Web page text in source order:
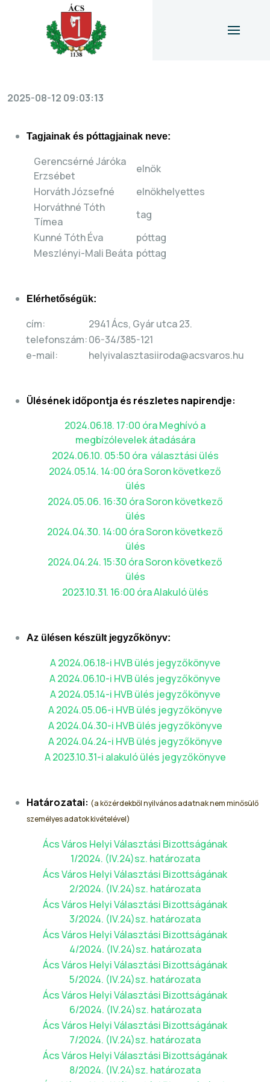
icon
2025-08-12 09:03:13
Tagjainak és póttagjainak neve:
Gerencsérné Járóka
Erzsébet
elnök
Horváth Józsefné
elnökhelyettes
Horváthné Tóth
Tímea
tag
Kunné Tóth Éva
póttag
Meszlényi-Mali Beáta póttag
Elérhetőségük:
cím:
2941 Ács, Gyár utca 23.
telefonszám:06-34/385-121
e-mail:
helyivalasztasiiroda@acsvaros.hu
Ülésének időpontja és részletes napirendje:
2024.06.18. 17:00 óra Meghívó a
megbízólevelek átadására
2024.06.10. 05:50 óra választási ülés
2024.05.14. 14:00 óra Soron következő
ülés
2024.05.06. 16:30 óra Soron következő
ülés
2024.04.30. 14:00 óra Soron következő
ülés
2024.04.24. 15:30 óra Soron következő
ülés
2023.10.31. 16:00 óra Alakuló ülés
Az ülésen készült jegyzőkönyv:
A 2024.06.18-i HVB ülés jegyzőkönyve
A 2024.06.10-i HVB ülés jegyzőkönyve
A 2024.05.14-i HVB ülés jegyzőkönyve
A 2024.05.06-i HVB ülés jegyzőkönyve
A 2024.04.30-i HVB ülés jegyzőkönyve
A 2024.04.24-i HVB ülés jegyzőkönyve
A 2023.10.31-i alakuló ülés jegyzőkönyve
Határozatai: (a közérdekből nyilvános adatnak nem minősülő
személyes adatok kivételével)
Ács Város Helyi Választási Bizottságának
1/2024. (IV.24)sz. határozata
Ács Város Helyi Választási Bizottságának
2/2024. (IV.24)sz. határozata
Ács Város Helyi Választási Bizottságának
3/2024. (IV.24)sz. határozata
Ács Város Helyi Választási Bizottságának
4/2024. (IV.24)sz. határozata
Ács Város Helyi Választási Bizottságának
5/2024. (IV.24)sz. határozata
Ács Város Helyi Választási Bizottságának
6/2024. (IV.24)sz. határozata
Ács Város Helyi Választási Bizottságának
7/2024. (IV.24)sz. határozata
Ács Város Helyi Választási Bizottságának
8/2024. (IV.24)sz. határozata